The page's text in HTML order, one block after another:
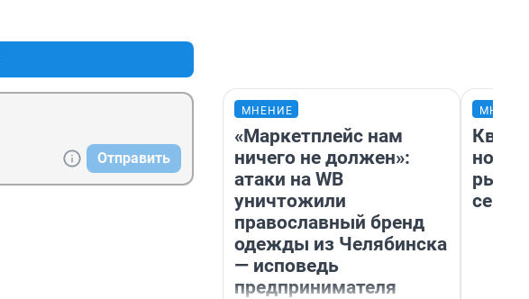
Отправить
МНЕНИЕ
«Маркетплейс нам
ничего не должен»:
атаки на WB
уничтожили
православный бренд
одежды из Челябинска
— исповедь
предпринимателя
но